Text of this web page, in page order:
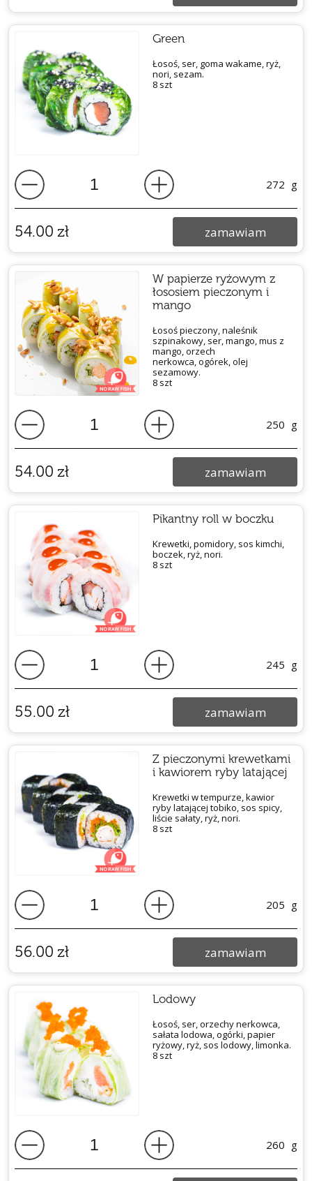
Green
Łosoś, ser, goma wakame, ryż,
nori, sezam.
8 szt
272 g
54.00 zł zamawiam
W papierze ryżowym z
łososiem pieczonym i
mango
Łosoś pieczony, naleśnik
szpinakowy, ser, mango, mus z
mango, orzech
nerkowca, ogórek, olej
sezamowy.
8 szt
250 g
54.00 zł zamawiam
Pikantny roll w boczku
Krewetki, pomidory, sos kimchi,
boczek, ryż, nori.
8 szt
245 g
55.00 zł zamawiam
Z pieczonymi krewetkami
i kawiorem ryby latającej
Krewetki w tempurze, kawior
ryby latającej tobiko, sos spicy,
liście sałaty, ryż, nori.
8 szt
205 g
56.00 zł zamawiam
Lodowy
Łosoś, ser, orzechy nerkowca,
sałata lodowa, ogórki, papier
ryżowy, ryż, sos lodowy, limonka.
8 szt
260 g